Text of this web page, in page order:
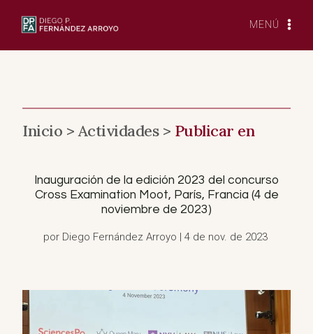
MENÚ
Inicio >Actividades > Publicar en
Inauguración de la edición 2023 del concurso
Cross Examination Moot, París, Francia (4 de
noviembre de 2023)
por Diego Fernández Arroyo | 4 de nov. de 2023